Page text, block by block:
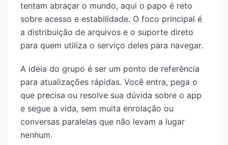
tentam abraçar o mundo, aqui o papo é reto
sobre acesso e estabilidade. O foco principal é
a distribuição de arquivos e o suporte direto
para quem utiliza o serviço deles para navegar.
A ideia do grupo é ser um ponto de referência
para atualizações rápidas. Você entra, pega o
que precisa ou resolve sua dúvida sobre o app
e segue a vida, sem muita enrolação ou
conversas paralelas que não levam a lugar
nenhum.